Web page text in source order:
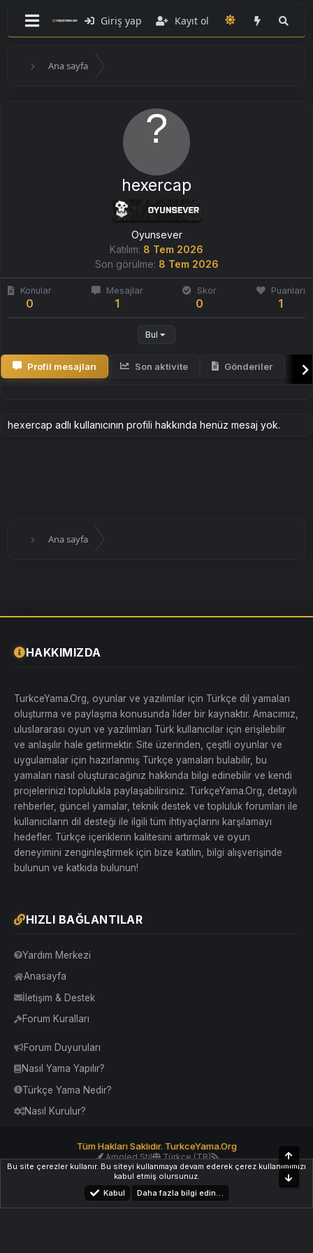
Giriş yap Kayıt ol
Ana sayfa
hexercap
Oyunsever
Katılım 8 Tem 2026
Son görülme 8 Tem 2026
Konular
0
Mesajlar
1
Skor
0
Puanları
1
Bul
Profil mesajları Son aktivite Gönderiler
hexercap adlı kullanıcının profili hakkında henüz mesaj yok.
Ana sayfa
HAKKIMIZDA
TurkceYama.Org, oyunlar ve yazılımlar için Türkçe dil yamaları
oluşturma ve paylaşma konusunda lider bir kaynaktır. Amacımız,
uluslararası oyun ve yazılımları Türk kullanıcılar için erişilebilir
ve anlaşılır hale getirmektir. Site üzerinden, çeşitli oyunlar ve
uygulamalar için hazırlanmış Türkçe yamaları bulabilir, bu
yamaları nasıl oluşturacağınız hakkında bilgi edinebilir ve kendi
projelerinizi toplulukla paylaşabilirsiniz. TürkçeYama.Org, detaylı
rehberler, güncel yamalar, teknik destek ve topluluk forumları ile
kullanıcıların dil desteği ile ilgili tüm ihtiyaçlarını karşılamayı
hedefler. Türkçe içeriklerin kalitesini artırmak ve oyun
deneyimini zenginleştirmek için bize katılın, bilgi alışverişinde
bulunun ve katkıda bulunun!
HIZLI BAĞLANTILAR
Yardım Merkezi
Anasayfa
İletişim & Destek
Forum Kuralları
Forum Duyuruları
Nasıl Yama Yapılır?
Türkçe Yama Nedir?
Nasıl Kurulur?
Tüm Hakları Saklıdır. TurkceYama.Org
Amoled Stil
Türkçe (TR)
YardımİletişimKurallar Yukarı Dön
Bu site çerezler kullanır. Bu siteyi kullanmaya devam ederek çerez kullanımımızı
kabul etmiş olursunuz.
Kabul
Daha fazla bilgi edin…